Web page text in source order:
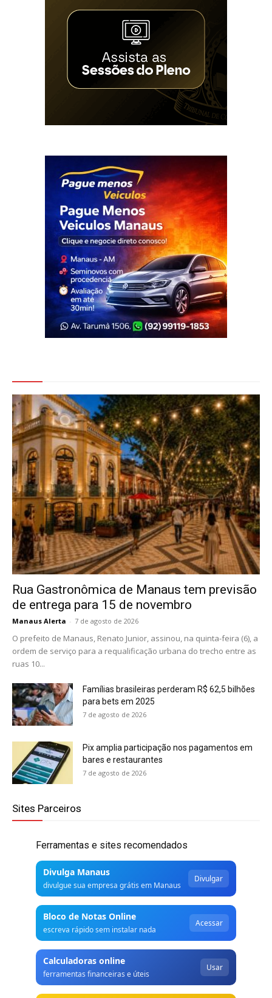
Rua Gastronômica de Manaus tem previsão
de entrega para 15 de novembro
Manaus Alerta - 7 de agosto de 2026
O prefeito de Manaus, Renato Junior, assinou, na quinta-feira (6), a
ordem de serviço para a requalificação urbana do trecho entre as
ruas 10...
Famílias brasileiras perderam R$ 62,5 bilhões
para bets em 2025
7 de agosto de 2026
Pix amplia participação nos pagamentos em
bares e restaurantes
7 de agosto de 2026
Sites Parceiros
Ferramentas e sites recomendados
Divulga Manaus
divulgue sua empresa grátis em Manaus
Divulgar
Bloco de Notas Online
escreva rápido sem instalar nada
Acessar
Calculadoras online
ferramentas financeiras e úteis
Usar